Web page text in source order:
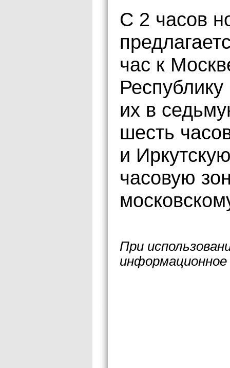
С 2 часов
час к
их в
шесть
и
часовую
При